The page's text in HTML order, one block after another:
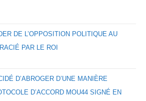
DE L’OPPOSITION POLITIQUE AU
PAR LE ROI
D’ABROGER D’UNE MANIÈRE
D’ACCORD MOU44 SIGNÉ EN